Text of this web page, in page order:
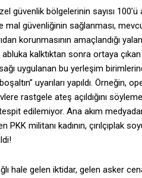
bölgelerinin sayısı 100’ü
mal güvenliğinin sağlanması,
korunmasının amaçlandığı
kalktıktan sonra ortaya
uygulanan bu yerleşim
uyarıları yapıldı. Örneğin,
rastgele ateş açıldığını
edilemiyor. Ana akım
militanı kadının, çırılçıplak
hale gelen iktidar, gelen asker